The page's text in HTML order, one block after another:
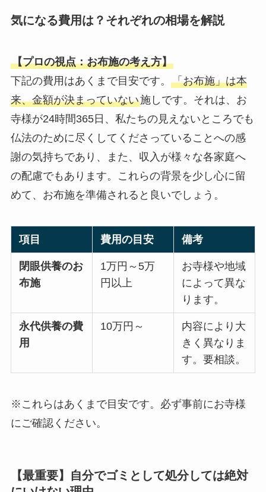
気になる費用は？それぞれの相場を解説
【プロの視点：お布施の考え方】
下記の費用はあくまで目安です。 「お布施」は本
来、金額が決まっていない施しです。それは、お
寺様が24時間365日、私たちの見えないところでも
仏法のために尽くしてくださっていることへの感
謝の気持ちであり、また、収入が様々な各家庭へ
の配慮でもあります。これらの背景を少し心に留
めて、お布施を準備されると良いでしょう。
項目 費用の目安 備考
閉眼供養のお
布施
1万円～5万
円以上
お寺様や地域
によって異な
ります。
永代供養の費
用
10万円～
内容により大
きく異なりま
す。要相談。
※これらはあくまで目安です。必ず事前にお寺様
にご確認ください。
【最重要】自分でゴミとして処分しては絶対